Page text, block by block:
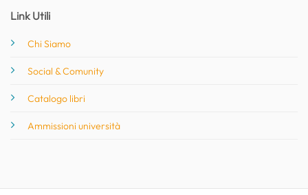
Link Utili
Chi Siamo
Social & Comunity
Catalogo libri
Ammissioni università